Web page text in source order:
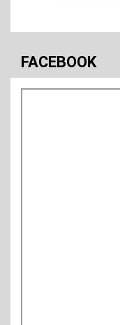
FACEBOOK